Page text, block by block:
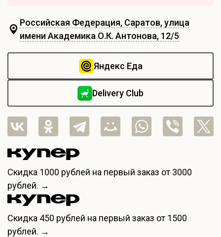
Российская Федерация, Саратов, улица
имени Академика О.К. Антонова, 12/5
Яндекс Еда
Delivery Club
Скидка 1000 рублей на первый заказ от 3000
рублей. →
Скидка 450 рублей на первый заказ от 1500
рублей. →